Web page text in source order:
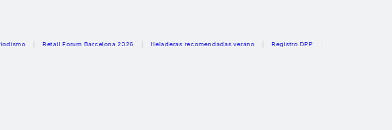
Retail Forum Barcelona 2026 Heladeras recomendadas verano Registro DPP